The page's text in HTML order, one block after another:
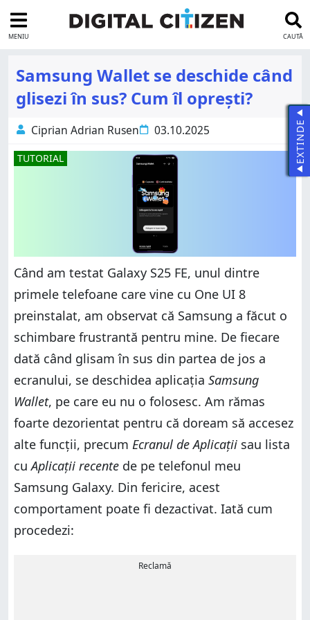
MENIU CAUTĂ
Samsung Wallet se deschide când
glisezi în sus? Cum îl oprești?
Ciprian Adrian Rusen 03.10.2025
TUTORIAL
Când am testat Galaxy S25 FE, unul dintre
primele telefoane care vine cu One UI 8
preinstalat, am observat că Samsung a făcut o
schimbare frustrantă pentru mine. De fiecare
dată când glisam în sus din partea de jos a
ecranului, se deschidea aplicația Samsung
Wallet, pe care eu nu o folosesc. Am rămas
foarte dezorientat pentru că doream să accesez
alte funcții, precum Ecranul de Aplicații sau lista
cuAplicații recente de pe telefonul meu
Samsung Galaxy. Din fericire, acest
comportament poate fi dezactivat. Iată cum
procedezi:
Reclamă
EXTINDE